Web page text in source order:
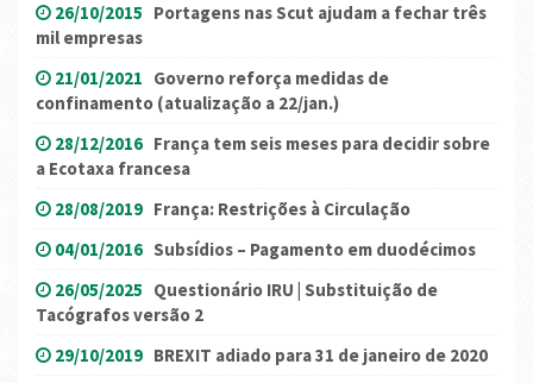
26/10/2015 Portagens nas Scut ajudam a fechar três
mil empresas
21/01/2021 Governo reforça medidas de
confinamento (atualização a 22/jan.)
28/12/2016 França tem seis meses para decidir sobre
a Ecotaxa francesa
28/08/2019 França: Restrições à Circulação
04/01/2016 Subsídios – Pagamento em duodécimos
26/05/2025 Questionário IRU | Substituição de
Tacógrafos versão 2
29/10/2019 BREXIT adiado para 31 de janeiro de 2020